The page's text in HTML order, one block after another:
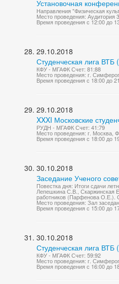
Установочная
Направления "Физическая
Место проведения: Аудитория
Время проведения с 12:00 до
29.10.2018
Студенческая лига ВТБ
КФУ - МГАФК Счет: 81:88
Место проведения: г.
Время проведения с 18:00 до
29.10.2018
XXXI Московские
РУДН - МГАФК Счет: 41:79
Место проведения: г. Москва,
Время проведения с 18:00 до
30.10.2018
Заседание Ученого
Повестка дня: Итоги сдачи
Лепешкина С.В., Скаржинская
работников (Парфенова О.Е.).
Место проведения: Зал
Время проведения с 15:00 до
30.10.2018
Студенческая лига ВТБ
КФУ - МГАФК Счет: 59:92
Место проведения: г.
Время проведения с 16:00 до